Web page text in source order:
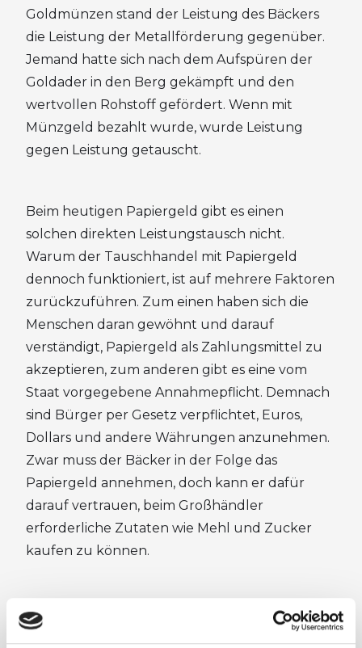
Goldmünzen stand der Leistung des Bäckers
die Leistung der Metallförderung gegenüber.
Jemand hatte sich nach dem Aufspüren der
Goldader in den Berg gekämpft und den
wertvollen Rohstoff gefördert. Wenn mit
Münzgeld bezahlt wurde, wurde Leistung
gegen Leistung getauscht.
Beim heutigen Papiergeld gibt es einen
solchen direkten Leistungstausch nicht.
Warum der Tauschhandel mit Papiergeld
dennoch funktioniert, ist auf mehrere Faktoren
zurückzuführen. Zum einen haben sich die
Menschen daran gewöhnt und darauf
verständigt, Papiergeld als Zahlungsmittel zu
akzeptieren, zum anderen gibt es eine vom
Staat vorgegebene Annahmepflicht. Demnach
sind Bürger per Gesetz verpflichtet, Euros,
Dollars und andere Währungen anzunehmen.
Zwar muss der Bäcker in der Folge das
Papiergeld annehmen, doch kann er dafür
darauf vertrauen, beim Großhändler
erforderliche Zutaten wie Mehl und Zucker
kaufen zu können.
Da Papiergeld bis auf den Materialwert keinen
tatsächlichen Wert hat, spielt Vertrauen in